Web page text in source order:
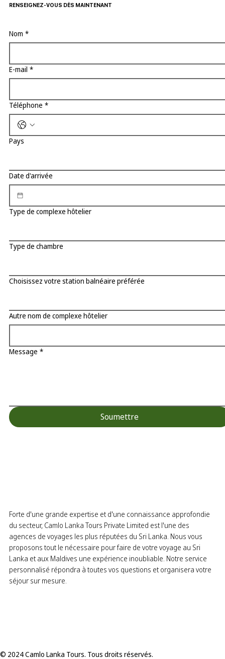
Nom *
E-mail *
Téléphone *
Pays
Date d'arrivée
Type de complexe hôtelier
Type de chambre
Choisissez votre station balnéaire préférée
Autre nom de complexe hôtelier
Message *
Soumettre
RENSEIGNEZ-VOUS DÈS MAINTENANT
© 2024 Camlo Lanka Tours. Tous droits réservés.
Forte d'une grande expertise et d'une connaissance approfondie
du secteur, Camlo Lanka Tours Private Limited est l'une des
agences de voyages les plus réputées du Sri Lanka. Nous vous
proposons tout le nécessaire pour faire de votre voyage au Sri
Lanka et aux Maldives une expérience inoubliable. Notre service
personnalisé répondra à toutes vos questions et organisera votre
séjour sur mesure.